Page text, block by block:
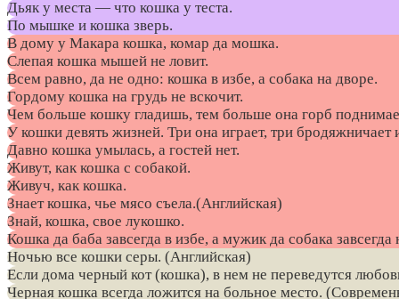
Дьяк у места — что кошка у теста.
По мышке и кошка зверь.
В дому у Макара кошка, комар да мошка.
Слепая кошка мышей не ловит.
Всем равно, да не одно: кошка в избе, а собака на дворе.
Гордому кошка на грудь не вскочит.
Чем больше кошку гладишь, тем больше она горб
У кошки девять жизней. Три она играет, три бродяжничает
Давно кошка умылась, а гостей нет.
Живут, как кошка с собакой.
Живуч, как кошка.
Знает кошка, чье мясо съела.(Английская)
Знай, кошка, свое лукошко.
Кошка да баба завсегда в избе, а мужик да собака завсегда
Ночью все кошки серы. (Английская)
Если дома черный кот (кошка), в нем не переведутся
Черная кошка всегда ложится на больное место.